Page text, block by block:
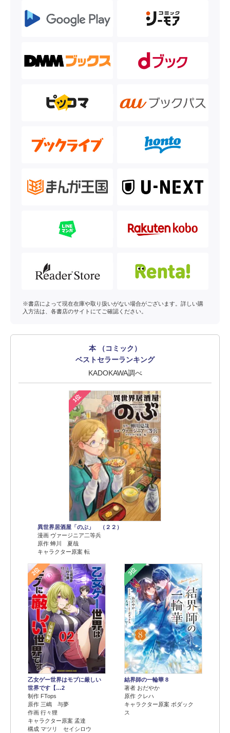
※書店によって現在在庫や取り扱いがない場合がございます。詳しい購
入方法は、各書店のサイトにてご確認ください。
本 （コミック）
ベストセラーランキング
KADOKAWA調べ
1位
異世界居酒屋「のぶ」 （２２）
漫画 ヴァージニア二等兵
原作 蝉川 夏哉
キャラクター原案 転
2位
乙女ゲー世界はモブに厳しい
世界です【…2
制作 FTops
原作 三嶋 与夢
作画 行々狸
キャラクター原案 孟達
構成 マツリ セイシロウ
3位
結界師の一輪華 8
著者 おだやか
原作 クレハ
キャラクター原案 ボダック
ス